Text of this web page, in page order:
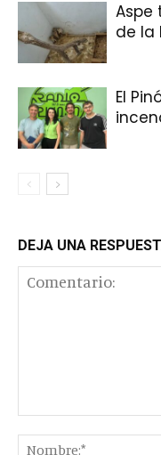
Aspe
de la
El
DEJA UNA